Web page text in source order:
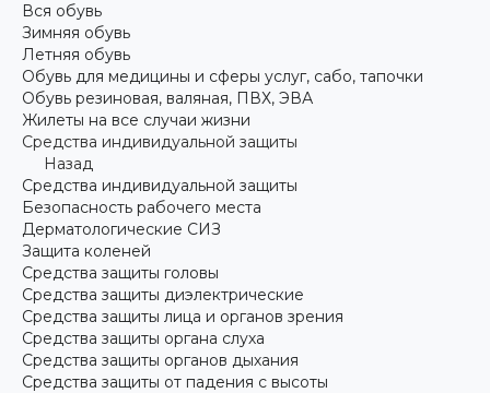
Вся обувь
Зимняя обувь
Летняя обувь
Обувь для медицины и сферы услуг, сабо, тапочки
Обувь резиновая, валяная, ПВХ, ЭВА
Жилеты на все случаи жизни
Средства индивидуальной защиты
Назад
Средства индивидуальной защиты
Безопасность рабочего места
Дерматологические СИЗ
Защита коленей
Средства защиты головы
Средства защиты диэлектрические
Средства защиты лица и органов зрения
Средства защиты органа слуха
Средства защиты органов дыхания
Средства защиты от падения с высоты